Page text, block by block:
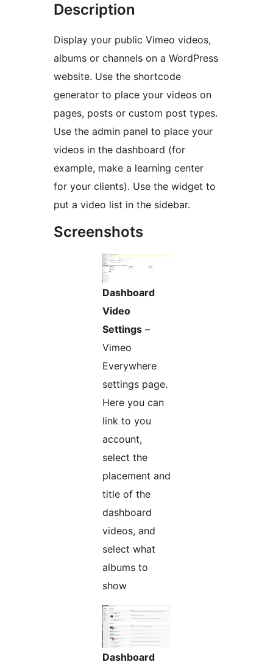
Description
Display your public Vimeo videos,
albums or channels on a WordPress
website. Use the shortcode
generator to place your videos on
pages, posts or custom post types.
Use the admin panel to place your
videos in the dashboard (for
example, make a learning center
for your clients). Use the widget to
put a video list in the sidebar.
Screenshots
Dashboard
Video
Settings –
Vimeo
Everywhere
settings page.
Here you can
link to you
account,
select the
placement and
title of the
dashboard
videos, and
select what
albums to
show
Dashboard